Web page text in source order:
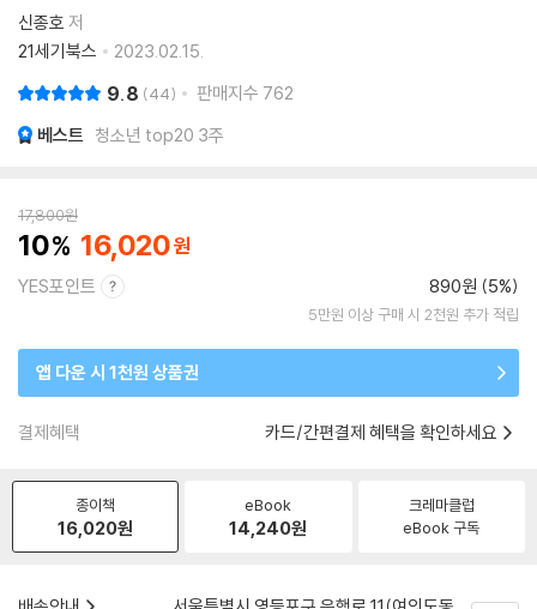
신종호 저
21세기북스
2023.02.15.
9.8 44 판매지수 762
베스트 청소년 top20 3주
17,800원
10 16,020
YES포인트 890원 (5%)
5만원 이상 구매 시 2천원 추가 적립
앱 다운 시 1천원 상품권
결제혜택 카드/간편결제 혜택을 확인하세요
종이책
16,020원
eBook
14,240원
크레마클럽
eBook 구독